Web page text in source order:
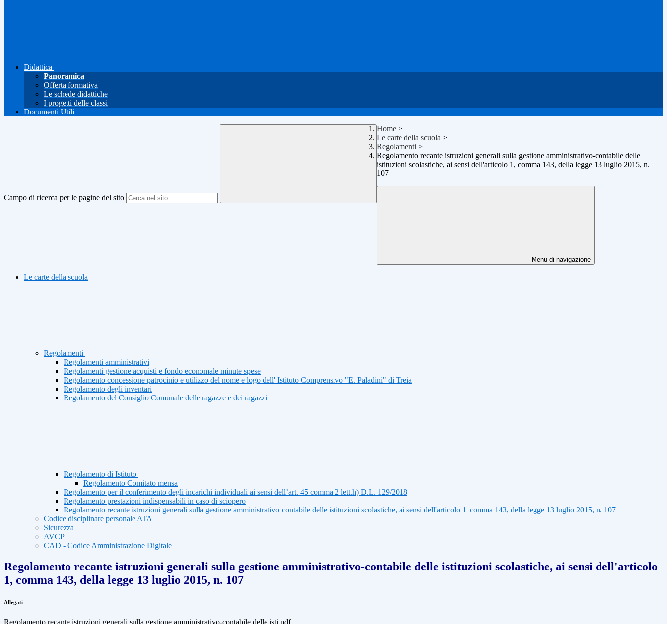
Didattica
Panoramica
Offerta formativa
Le schede didattiche
I progetti delle classi
Documenti Utili
Campo di ricerca per le pagine del sito
Home >
Le carte della scuola >
Regolamenti >
Regolamento recante istruzioni generali sulla gestione amministrativo-contabile delle
istituzioni scolastiche, ai sensi dell'articolo 1, comma 143, della legge 13 luglio 2015, n.
107
Menu di navigazione
Le carte della scuola
Regolamenti
Regolamenti amministrativi
Regolamenti gestione acquisti e fondo economale minute spese
Regolamento concessione patrocinio e utilizzo del nome e logo dell' Istituto Comprensivo "E. Paladini" di Treia
Regolamento degli inventari
Regolamento del Consiglio Comunale delle ragazze e dei ragazzi
Regolamento di Istituto
Regolamento Comitato mensa
Regolamento per il conferimento degli incarichi individuali ai sensi dell’art. 45 comma 2 lett.h) D.L. 129/2018
Regolamento prestazioni indispensabili in caso di sciopero
Regolamento recante istruzioni generali sulla gestione amministrativo-contabile delle istituzioni scolastiche, ai sensi dell'articolo 1, comma 143, della legge 13 luglio 2015, n. 107
Codice disciplinare personale ATA
Sicurezza
AVCP
CAD - Codice Amministrazione Digitale
Regolamento recante istruzioni generali sulla gestione amministrativo-contabile delle istituzioni scolastiche, ai sensi dell'articolo
1, comma 143, della legge 13 luglio 2015, n. 107
Allegati
Regolamento recante istruzioni generali sulla gestione amministrativo-contabile delle isti.pdf